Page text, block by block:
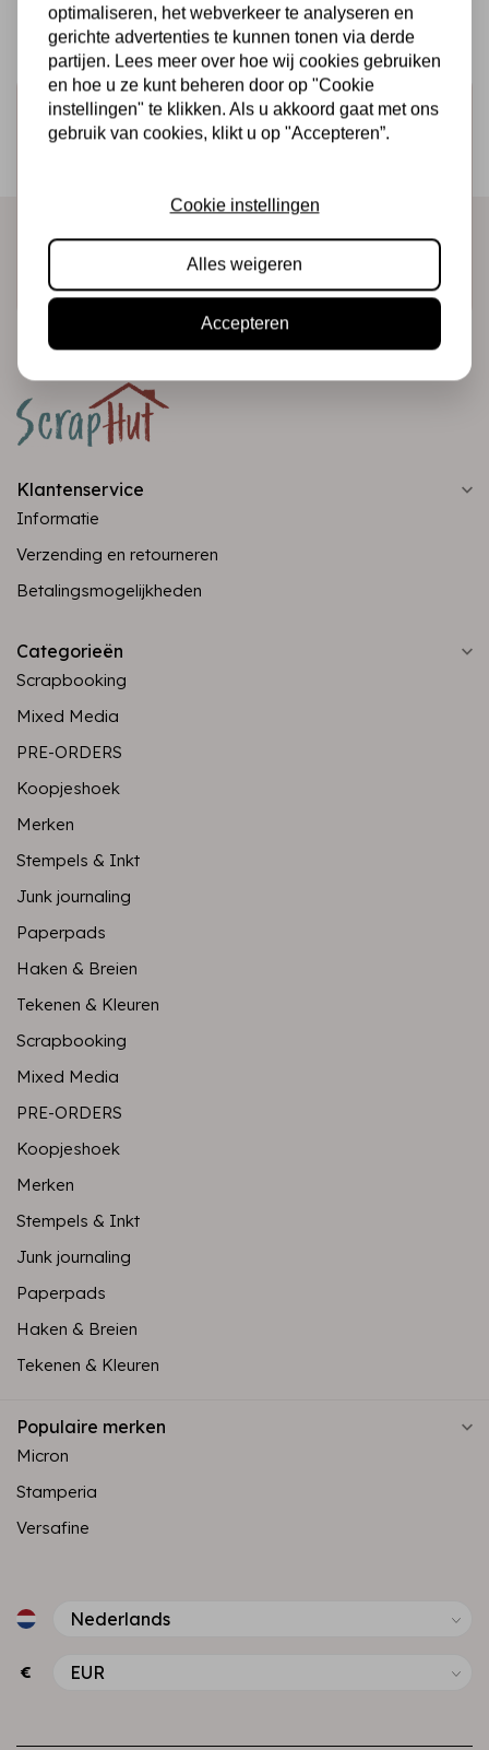
Schrijf je in voor de nieuwsbrief
Ontvang als eerste onze actie en nieuwe producten
Klantenservice
Informatie
Verzending en retourneren
Betalingsmogelijkheden
Categorieën
Scrapbooking
Mixed Media
PRE-ORDERS
Koopjeshoek
Merken
Stempels & Inkt
Junk journaling
Paperpads
Haken & Breien
Tekenen & Kleuren
Scrapbooking
Mixed Media
PRE-ORDERS
Koopjeshoek
Merken
Stempels & Inkt
Junk journaling
Paperpads
Haken & Breien
Tekenen & Kleuren
Populaire merken
Micron
Stamperia
Versafine
€
optimaliseren, het webverkeer te analyseren en
gerichte advertenties te kunnen tonen via derde
partijen. Lees meer over hoe wij cookies gebruiken
en hoe u ze kunt beheren door op "Cookie
instellingen" te klikken. Als u akkoord gaat met ons
gebruik van cookies, klikt u op "Accepteren”.
Cookie instellingen
Alles weigeren
Accepteren